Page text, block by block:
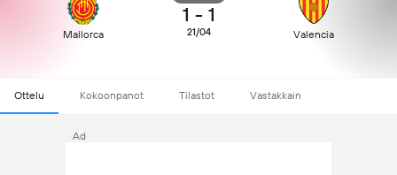
Mallorca
1 - 1
21/04 Valencia
Ottelu Kokoonpanot Tilastot Vastakkain
Ad